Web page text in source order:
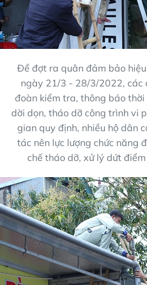
Để đợt ra quân đảm bảo
ngày 21/3 - 28/3/2022, các
đoàn kiểm tra, thông báo
dời dọn, tháo dỡ công trình vi
gian quy định, nhiều hộ dân
tác nên lực lượng chức năng
chế tháo dỡ, xử lý dứt